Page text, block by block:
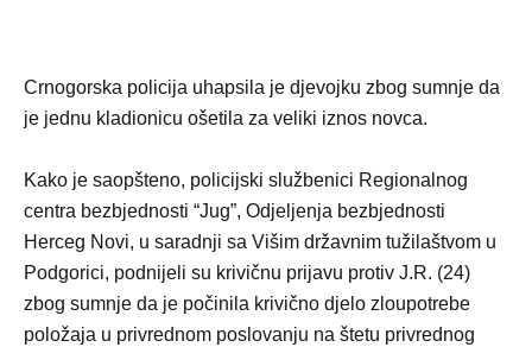
Crnogorska policija uhapsila je djevojku zbog sumnje da
je jednu kladionicu ošetila za veliki iznos novca.
Kako je saopšteno, policijski službenici Regionalnog
centra bezbjednosti “Jug”, Odjeljenja bezbjednosti
Herceg Novi, u saradnji sa Višim državnim tužilaštvom u
Podgorici, podnijeli su krivičnu prijavu protiv J.R. (24)
zbog sumnje da je počinila krivično djelo zloupotrebe
položaja u privrednom poslovanju na štetu privrednog